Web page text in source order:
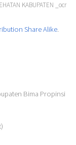
KABUPATEN _ocr
Share Alike.
Bima Propinsi